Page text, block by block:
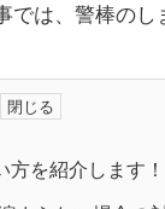
では、警棒のし
方を紹介します！